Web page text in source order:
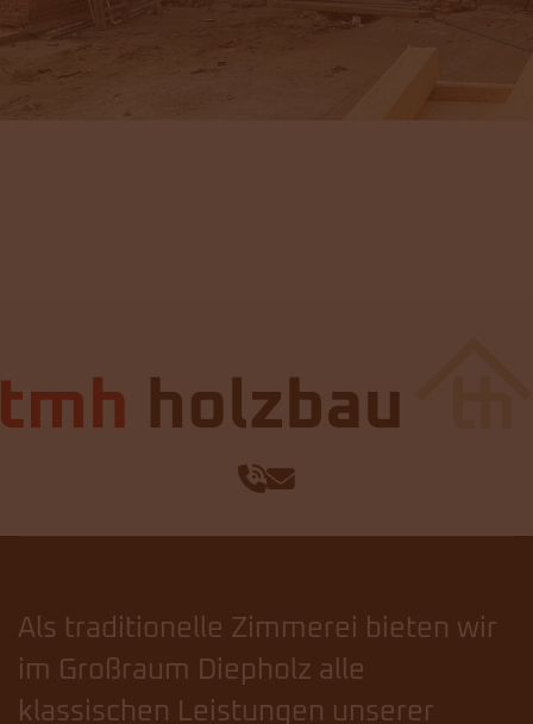
Als traditionelle Zimmerei bieten wir
im Großraum Diepholz alle
klassischen Leistungen unserer